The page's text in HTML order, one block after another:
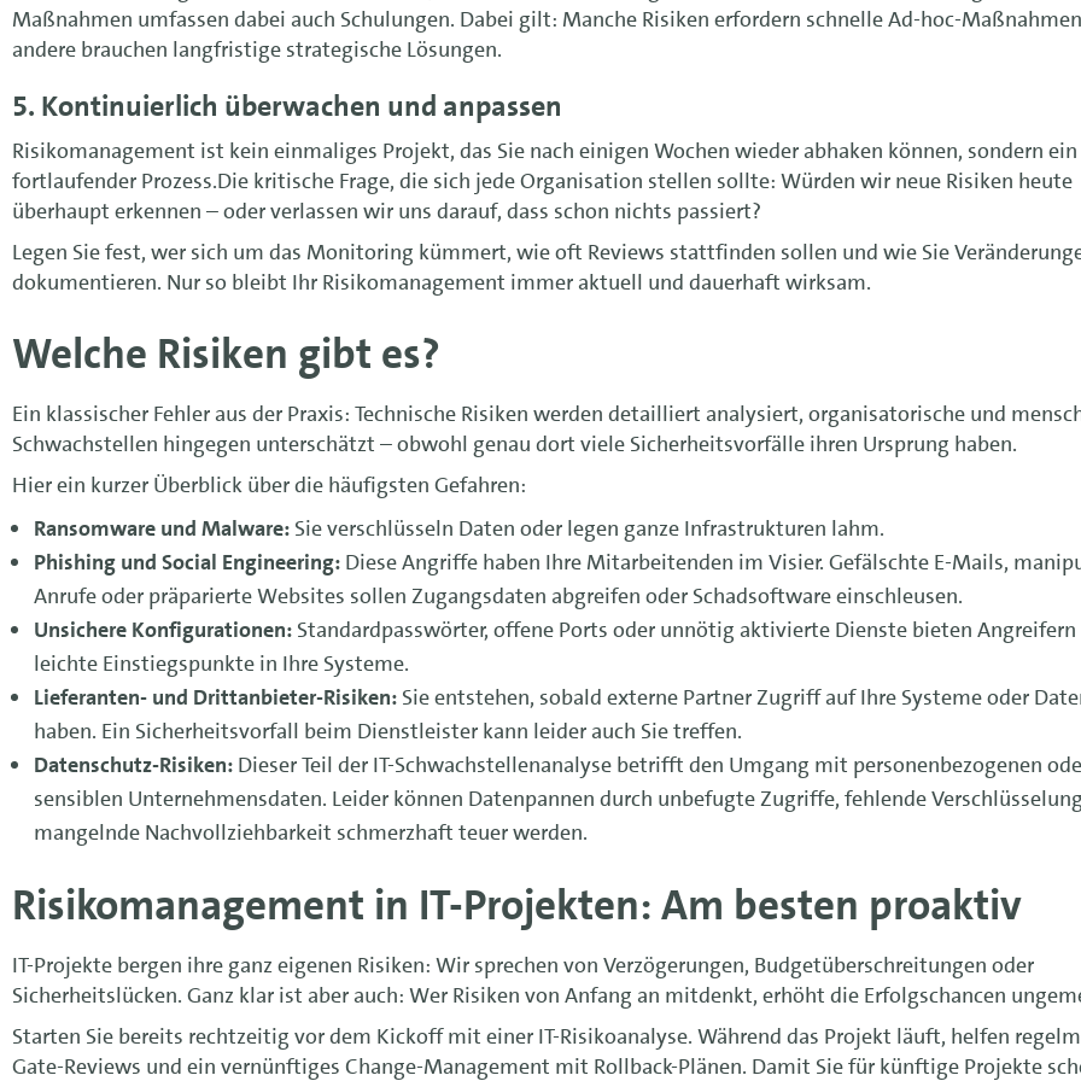
Maßnahmen umfassen dabei auch Schulungen. Dabei gilt: Manche Risiken erfordern schnelle Ad-hoc-
andere brauchen langfristige strategische Lösungen.
5. Kontinuierlich überwachen und anpassen
Risikomanagement ist kein einmaliges Projekt, das Sie nach einigen Wochen wieder abhaken können, sondern ein
fortlaufender Prozess.Die kritische Frage, die sich jede Organisation stellen sollte: Würden wir neue Risiken heute
überhaupt erkennen – oder verlassen wir uns darauf, dass schon nichts passiert?
Legen Sie fest, wer sich um das Monitoring kümmert, wie oft Reviews stattfinden sollen und wie Sie
dokumentieren. Nur so bleibt Ihr Risikomanagement immer aktuell und dauerhaft wirksam.
Welche Risiken gibt es?
Ein klassischer Fehler aus der Praxis: Technische Risiken werden detailliert analysiert, organisatorische und
Schwachstellen hingegen unterschätzt – obwohl genau dort viele Sicherheitsvorfälle ihren Ursprung haben.
Hier ein kurzer Überblick über die häufigsten Gefahren:
Ransomware und Malware: Sie verschlüsseln Daten oder legen ganze Infrastrukturen lahm.
Phishing und Social Engineering: Diese Angriffe haben Ihre Mitarbeitenden im Visier. Gefälschte E-Mails,
Anrufe oder präparierte Websites sollen Zugangsdaten abgreifen oder Schadsoftware einschleusen.
Unsichere Konfigurationen: Standardpasswörter, offene Ports oder unnötig aktivierte Dienste bieten Angreifern
leichte Einstiegspunkte in Ihre Systeme.
Lieferanten- und Drittanbieter-Risiken: Sie entstehen, sobald externe Partner Zugriff auf Ihre Systeme oder
haben. Ein Sicherheitsvorfall beim Dienstleister kann leider auch Sie treffen.
Datenschutz-Risiken: Dieser Teil der IT-Schwachstellenanalyse betrifft den Umgang mit personenbezogenen
sensiblen Unternehmensdaten. Leider können Datenpannen durch unbefugte Zugriffe, fehlende
mangelnde Nachvollziehbarkeit schmerzhaft teuer werden.
Risikomanagement in IT-Projekten: Am besten proaktiv
IT-Projekte bergen ihre ganz eigenen Risiken: Wir sprechen von Verzögerungen, Budgetüberschreitungen oder
Sicherheitslücken. Ganz klar ist aber auch: Wer Risiken von Anfang an mitdenkt, erhöht die Erfolgschancen
Starten Sie bereits rechtzeitig vor dem Kickoff mit einer IT-Risikoanalyse. Während das Projekt läuft, helfen
Gate-Reviews und ein vernünftiges Change-Management mit Rollback-Plänen. Damit Sie für künftige Projekte